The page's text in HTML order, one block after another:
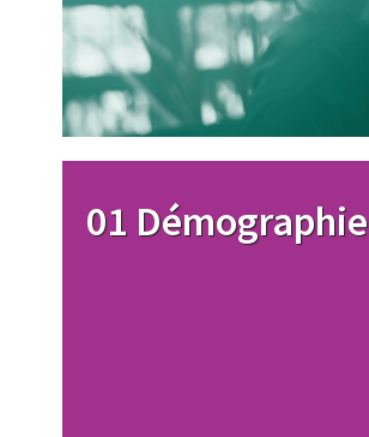
01 Démographie